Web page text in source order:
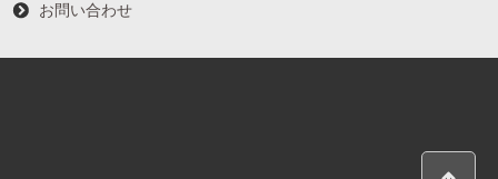
お問い合わせ